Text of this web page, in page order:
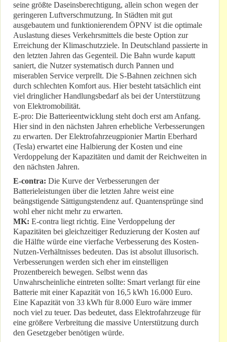
seine größte Daseinsberechtigung, allein schon wegen der
geringeren Luftverschmutzung. In Städten mit gut
ausgebautem und funktionierendem ÖPNV ist die optimale
Auslastung dieses Verkehrsmittels die beste Option zur
Erreichung der Klimaschutzziele. In Deutschland passierte in
den letzten Jahren das Gegenteil. Die Bahn wurde kaputt
saniert, die Nutzer systematisch durch Pannen und
miserablen Service verprellt. Die S-Bahnen zeichnen sich
durch schlechten Komfort aus. Hier besteht tatsächlich eint
viel dringlicher Handlungsbedarf als bei der Unterstützung
von Elektromobilität.
E-pro: Die Batterieentwicklung steht doch erst am Anfang.
Hier sind in den nächsten Jahren erhebliche Verbesserungen
zu erwarten. Der Elektrofahrzeugpionier Martin Eberhard
(Tesla) erwartet eine Halbierung der Kosten und eine
Verdoppelung der Kapazitäten und damit der Reichweiten in
den nächsten Jahren.
E-contra: Die Kurve der Verbesserungen der
Batterieleistungen über die letzten Jahre weist eine
beängstigende Sättigungstendenz auf. Quantensprünge sind
wohl eher nicht mehr zu erwarten.
MK: E-contra liegt richtig. Eine Verdoppelung der
Kapazitäten bei gleichzeitiger Reduzierung der Kosten auf
die Hälfte würde eine vierfache Verbesserung des Kosten-
Nutzen-Verhältnisses bedeuten. Das ist absolut illusorisch.
Verbesserungen werden sich eher im einstelligen
Prozentbereich bewegen. Selbst wenn das
Unwahrscheinliche eintreten sollte: Smart verlangt für eine
Batterie mit einer Kapazität von 16,5 kWh 16.000 Euro.
Eine Kapazität von 33 kWh für 8.000 Euro wäre immer
noch viel zu teuer. Das bedeutet, dass Elektrofahrzeuge für
eine größere Verbreitung die massive Unterstützung durch
den Gesetzgeber benötigen würde.